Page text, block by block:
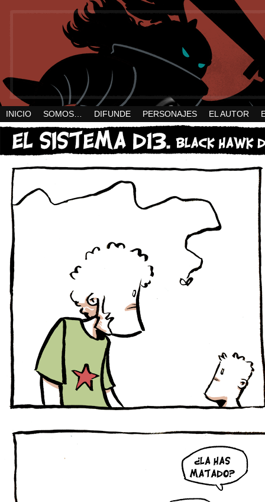
INICIO SOMOS… DIFUNDE PERSONAJES EL AUTOR